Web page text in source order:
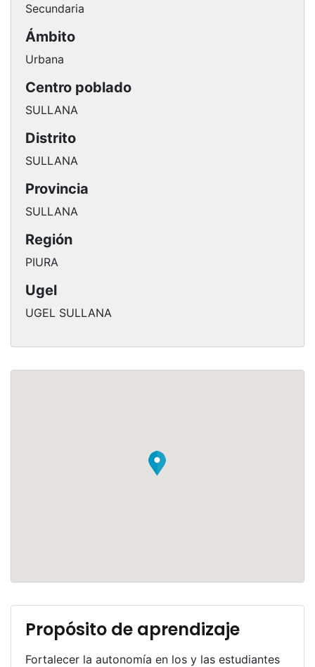
Secundaria
Ámbito
Urbana
Centro poblado
SULLANA
Distrito
SULLANA
Provincia
SULLANA
Región
PIURA
Ugel
UGEL SULLANA
Propósito de aprendizaje
Fortalecer la autonomía en los y las estudiantes